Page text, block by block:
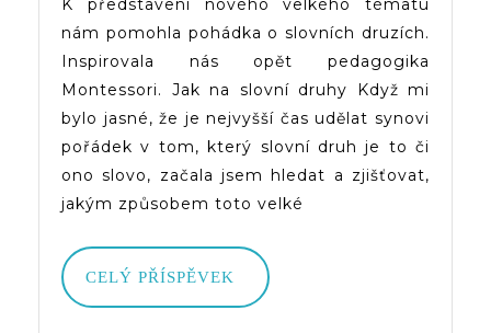
K představení nového velkého tématu
nám pomohla pohádka o slovních druzích.
Inspirovala nás opět pedagogika
Montessori. Jak na slovní druhy Když mi
bylo jasné, že je nejvyšší čas udělat synovi
pořádek v tom, který slovní druh je to či
ono slovo, začala jsem hledat a zjišťovat,
jakým způsobem toto velké
CELÝ PŘÍSPĚVEK
CELÝ
PŘÍSPĚVEK